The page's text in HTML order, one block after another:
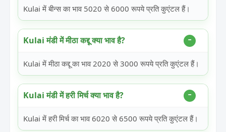
Kulai में बीन्स का भाव 5020 से 6000 रूपये प्रति कुएंटल हैं।
Kulai मंडी में मीठा कद्दू क्या भाव है?
Kulai में मीठा कद्दू का भाव 2020 से 3000 रूपये प्रति कुएंटल हैं।
Kulai मंडी में हरी मिर्च क्या भाव है?
Kulai में हरी मिर्च का भाव 6020 से 6500 रूपये प्रति कुएंटल हैं।